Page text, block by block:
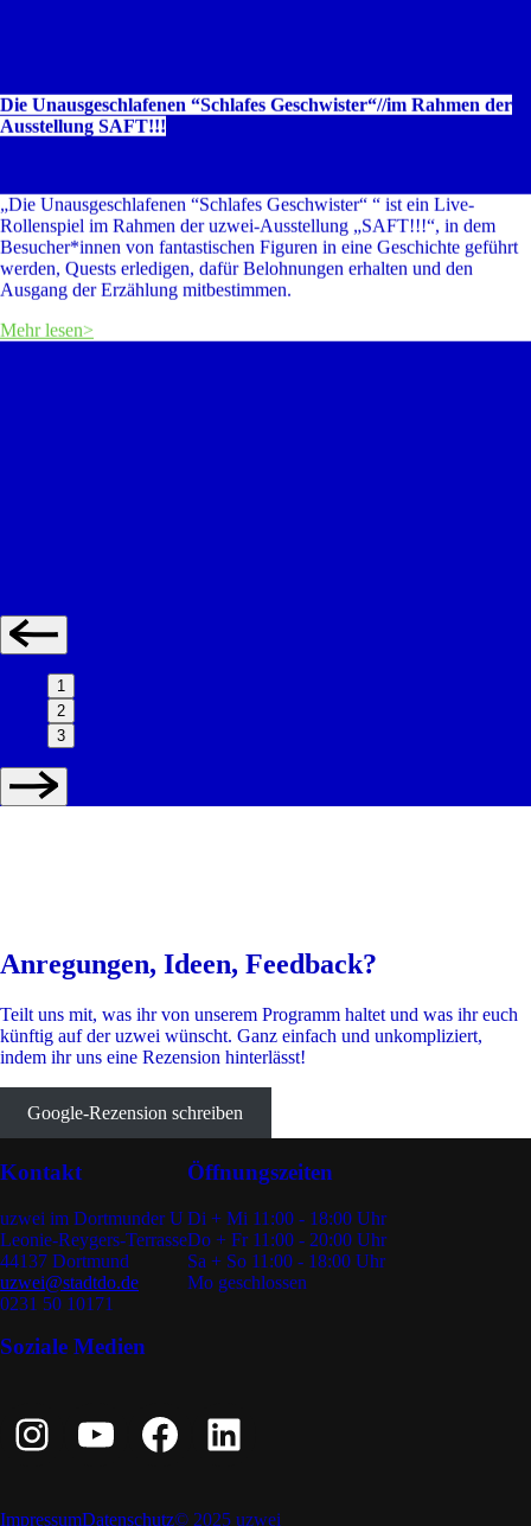
Die Unausgeschlafenen “Schlafes Geschwister“//im Rahmen der
Ausstellung SAFT!!!
„Die Unausgeschlafenen “Schlafes Geschwister“ “ ist ein Live-
Rollenspiel im Rahmen der uzwei-Ausstellung „SAFT!!!“, in dem
Besucher*innen von fantastischen Figuren in eine Geschichte geführt
werden, Quests erledigen, dafür Belohnungen erhalten und den
Ausgang der Erzählung mitbestimmen.
Mehr lesen>
1
2
3
Anregungen, Ideen, Feedback?
Teilt uns mit, was ihr von unserem Programm haltet und was ihr euch
künftig auf der uzwei wünscht. Ganz einfach und unkompliziert,
indem ihr uns eine Rezension hinterlässt!
Google-Rezension schreiben
Kontakt
uzwei im Dortmunder U
Leonie-Reygers-Terrasse
44137 Dortmund
uzwei@stadtdo.de
0231 50 10171
Öffnungszeiten
Di + Mi 11:00 - 18:00 Uhr
Do + Fr 11:00 - 20:00 Uhr
Sa + So 11:00 - 18:00 Uhr
Mo geschlossen
Soziale Medien
Instagram
YouTube
Facebook
LinkedIn
ImpressumDatenschutz© 2025 uzwei